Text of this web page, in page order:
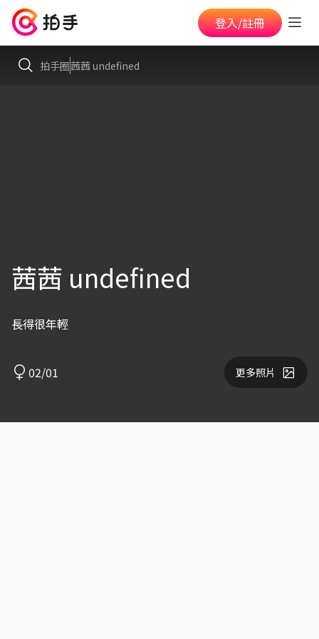
登入/註冊
拍手圈茜茜 undefined
茜茜 undefined
長得很年輕
02/01 更多照片